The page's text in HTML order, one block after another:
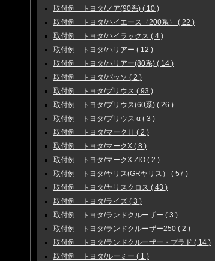
取付例 トヨタ/ノア(90系) ( 10 )
取付例 トヨタ/ハイエース（200系） ( 22 )
取付例 トヨタ/ハイラックス ( 4 )
取付例 トヨタ/ハリアー ( 12 )
取付例 トヨタ/ハリアー(80系) ( 14 )
取付例 トヨタ/パッソ ( 2 )
取付例 トヨタ/プリウス ( 93 )
取付例 トヨタ/プリウス(60系) ( 26 )
取付例 トヨタ/プリウス α ( 3 )
取付例 トヨタ/マークⅡ ( 2 )
取付例 トヨタ/マークX ( 8 )
取付例 トヨタ/マークX ZIO ( 2 )
取付例 トヨタ/ヤリス(GRヤリス） ( 57 )
取付例 トヨタ/ヤリスクロス ( 43 )
取付例 トヨタ/ライズ ( 3 )
取付例 トヨタ/ランドクルーザー ( 3 )
取付例 トヨタ/ランドクルーザー250 ( 2 )
取付例 トヨタ/ランドクルーザー・プラド ( 14 )
取付例 トヨタ/ルーミー ( 1 )